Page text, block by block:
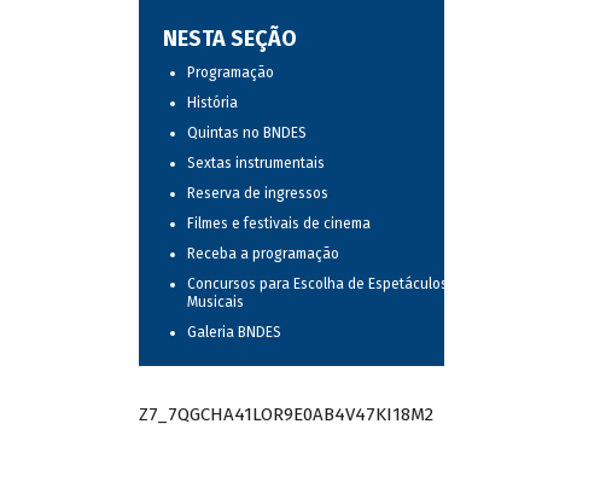
NESTA SEÇÃO
Programação
História
Quintas no BNDES
Sextas instrumentais
Reserva de ingressos
Filmes e festivais de cinema
Receba a programação
Concursos para Escolha de Espetáculos
Musicais
Galeria BNDES
Z7_7QGCHA41LOR9E0AB4V47KI18M2